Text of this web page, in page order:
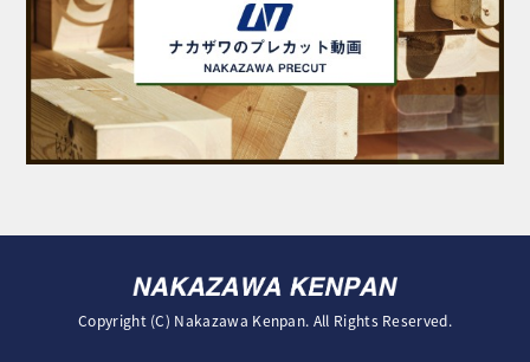
Copyright (C) Nakazawa Kenpan. All Rights Reserved.